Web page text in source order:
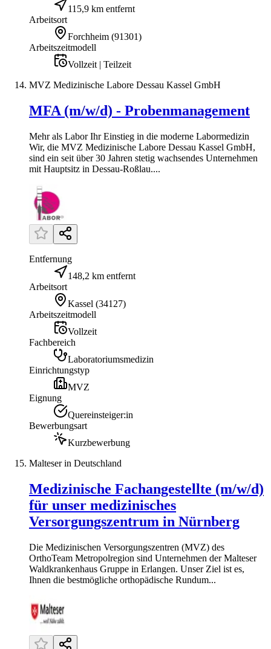
115,9 km entfernt
Arbeitsort
Forchheim (91301)
Arbeitszeitmodell
Vollzeit | Teilzeit
MVZ Medizinische Labore Dessau Kassel GmbH
MFA (m/w/d) - Probenmanagement
Mehr als Labor Ihr Einstieg in die moderne Labormedizin
Wir, die MVZ Medizinische Labore Dessau Kassel GmbH,
sind ein seit über 30 Jahren stetig wachsendes Unternehmen
mit Hauptsitz in Dessau-Roßlau....
Entfernung
148,2 km entfernt
Arbeitsort
Kassel (34127)
Arbeitszeitmodell
Vollzeit
Fachbereich
Laboratoriumsmedizin
Einrichtungstyp
MVZ
Eignung
Quereinsteiger:in
Bewerbungsart
Kurzbewerbung
Malteser in Deutschland
Medizinische Fachangestellte (m/w/d)
für unser medizinisches
Versorgungszentrum in Nürnberg
Die Medizinischen Versorgungszentren (MVZ) des
OrthoTeam Metropolregion sind Unternehmen der Malteser
Waldkrankenhaus Gruppe in Erlangen. Unser Ziel ist es,
Ihnen die bestmögliche orthopädische Rundum...